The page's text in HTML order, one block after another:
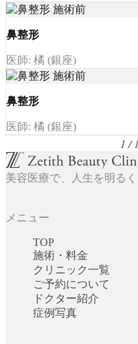
鼻整形
医師: 橘 (銀座)
鼻整形
医師: 橘 (銀座)
1 /
美容医療で、人生を明るく
メニュー
TOP
施術・料金
クリニック一覧
ご予約について
ドクター紹介
症例写真